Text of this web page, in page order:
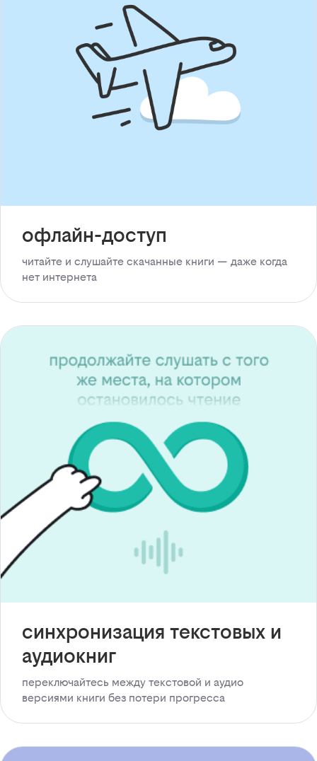
офлайн-доступ
читайте и слушайте скачанные книги — даже когда
нет интернета
синхронизация текстовых и
аудиокниг
переключайтесь между текстовой и аудио
версиями книги без потери прогресса